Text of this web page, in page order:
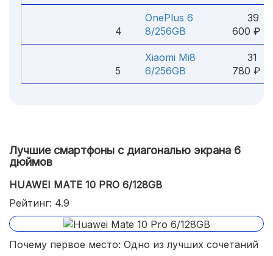
4
OnePlus 6
8/256GB
39
600 ₽
5
Xiaomi Mi8
6/256GB
31
780 ₽
Лучшие смартфоны с диагональю экрана 6
дюймов
HUAWEI MATE 10 PRO 6/128GB
Рейтинг: 4.9
Почему первое место: Одно из лучших сочетаний